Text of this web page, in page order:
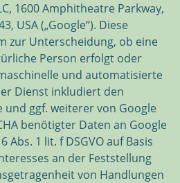
1600 Amphitheatre Parkway,
USA („Google“). Diese
zur Unterscheidung, ob eine
Person erfolgt oder
und automatisierte
Dienst inkludiert den
und ggf. weiterer von Google
benötigter Daten an Google
Abs. 1 lit. f DSGVO auf Basis
an der Feststellung
von Handlungen